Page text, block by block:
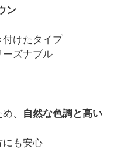
ン
けたタイプ
ーズナブル
、
自然な色調と高い
にも安心